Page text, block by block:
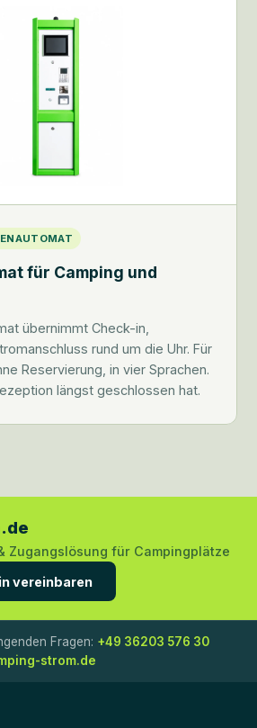
für Camping und
übernimmt Check-in,
rund um die Uhr. Für
Reservierung, in vier Sprachen.
längst geschlossen hat.
Zugangslösung für Campingplätze
vereinbaren
Fragen: +49 36203 576 30
strom.de